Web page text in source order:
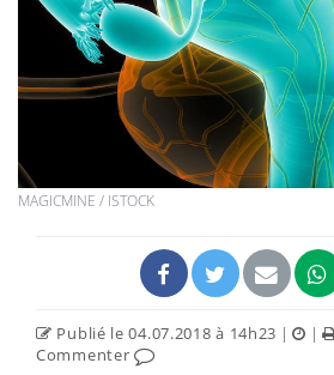
MAGICMINE / ISTOCK
Publié le 04.07.2018 à 14h23 | |
Commenter